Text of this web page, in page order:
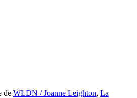
de WLDN / Joanne Leighton, La